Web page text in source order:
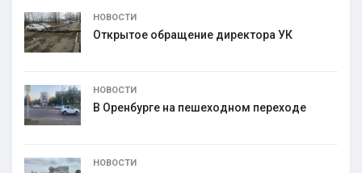
НОВОСТИ
Открытое обращение директора УК
НОВОСТИ
В Оренбурге на пешеходном переходе
НОВОСТИ